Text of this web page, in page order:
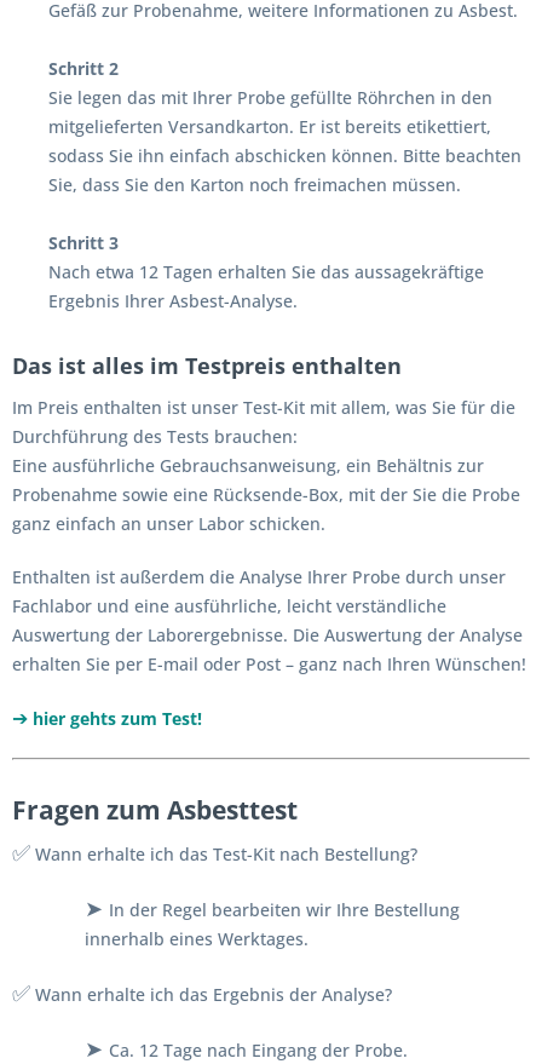
Gefäß zur Probenahme, weitere Informationen zu Asbest.
Schritt 2
Sie legen das mit Ihrer Probe gefüllte Röhrchen in den
mitgelieferten Versandkarton. Er ist bereits etikettiert,
sodass Sie ihn einfach abschicken können. Bitte beachten
Sie, dass Sie den Karton noch freimachen müssen.
Schritt 3
Nach etwa 12 Tagen erhalten Sie das aussagekräftige
Ergebnis Ihrer Asbest-Analyse.
Das ist alles im Testpreis enthalten
Im Preis enthalten ist unser Test-Kit mit allem, was Sie für die
Durchführung des Tests brauchen:
Eine ausführliche Gebrauchsanweisung, ein Behältnis zur
Probenahme sowie eine Rücksende-Box, mit der Sie die Probe
ganz einfach an unser Labor schicken.
Enthalten ist außerdem die Analyse Ihrer Probe durch unser
Fachlabor und eine ausführliche, leicht verständliche
Auswertung der Laborergebnisse. Die Auswertung der Analyse
erhalten Sie per E-mail oder Post – ganz nach Ihren Wünschen!
➔ hier gehts zum Test!
Fragen zum Asbesttest
✅ Wann erhalte ich das Test-Kit nach Bestellung?
➤ In der Regel bearbeiten wir Ihre Bestellung
innerhalb eines Werktages.
✅ Wann erhalte ich das Ergebnis der Analyse?
➤ Ca. 12 Tage nach Eingang der Probe.